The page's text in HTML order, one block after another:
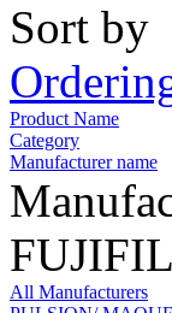
Sort by
Product Name
Category
Manufacturer name
All Manufacturers